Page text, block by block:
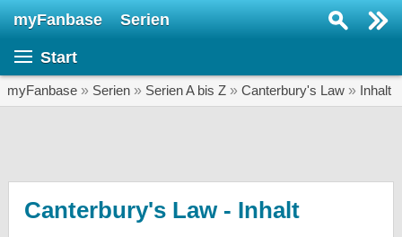
myFanbase Serien
Start
myFanbase » Serien » Serien A bis Z » Canterbury's Law » Inhalt
Canterbury's Law - Inhalt
SERIEN